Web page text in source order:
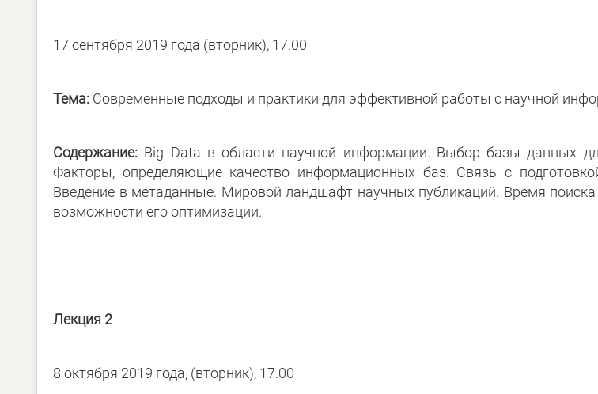
17 сентября 2019 года (вторник), 17.00
Тема: Современные подходы и практики для эффективной работы с научной
Содержание: Big Data в области научной информации. Выбор базы данных
Факторы, определяющие качество информационных баз. Связь с
Введение в метаданные. Мировой ландшафт научных публикаций. Время
возможности его оптимизации.
Лекция 2
8 октября 2019 года, (вторник), 17.00